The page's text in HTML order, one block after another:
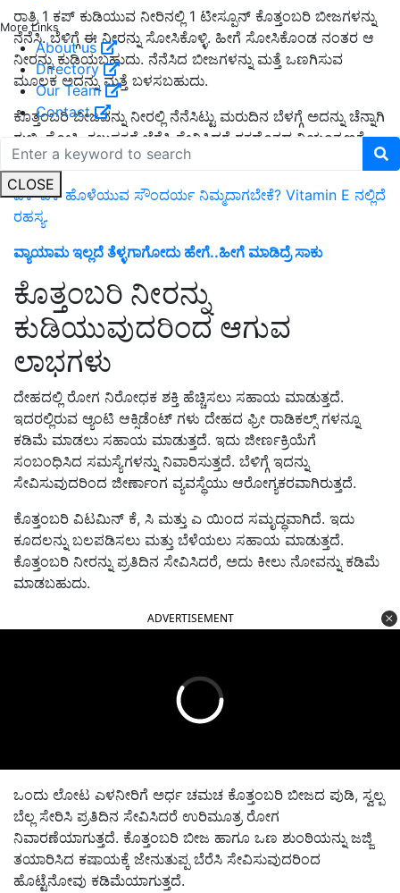
More Links
About us
Directory
Our Team
Contact
CLOSE
ರಾತ್ರಿ 1 ಕಪ್ ಕುಡಿಯುವ ನೀರಿನಲ್ಲಿ 1 ಟೀಸ್ಪೂನ್ ಕೊತ್ತಂಬರಿ ಬೀಜಗಳನ್ನು
ನೆನೆಸಿ. ಬೆಳಿಗ್ಗೆ ಈ ನೀರನ್ನು ಸೋಸಿಕೊಳ್ಳಿ. ಹೀಗೆ ಸೋಸಿಕೊಂಡ ನಂತರ ಆ
ನೀರನ್ನು ಕುಡಿಯಬಹುದು. ನೆನೆಸಿದ ಬೀಜಗಳನ್ನು ಮತ್ತೆ ಒಣಗಿಸುವ
ಮೂಲಕ ಅದನ್ನು ಮತ್ತೆ ಬಳಸಬಹುದು.
ಕೊತ್ತಂಬರಿ ಬೀಜವನ್ನು ನೀರಲ್ಲಿ ನೆನೆಸಿಟ್ಟು ಮರುದಿನ ಬೆಳಗ್ಗೆ ಅದನ್ನು ಚೆನ್ನಾಗಿ
ರುಬ್ಬಿ, ಸೋಸಿ, ಕಲ್ಲುಸಕ್ಕರೆ ಬೆರೆಸಿ ಸೇವಿಸಿದರೆ ರಕ್ತದೊತ್ತಡ ನಿಯಂತ್ರಣಕ್ಕೆ
ಬರುತ್ತದೆ.
ಪಳ-ಪಳ ಹೊಳೆಯುವ ಸೌಂದರ್ಯ ನಿಮ್ಮದಾಗಬೇಕೆ? Vitamin E ನಲ್ಲಿದೆ
ರಹಸ್ಯ.
ವ್ಯಾಯಾಮ ಇಲ್ಲದೆ ತೆಳ್ಳಗಾಗೋದು ಹೇಗೆ..ಹೀಗೆ ಮಾಡಿದ್ರೆ ಸಾಕು
ಕೊತ್ತಂಬರಿ ನೀರನ್ನು
ಕುಡಿಯುವುದರಿಂದ ಆಗುವ
ಲಾಭಗಳು
ದೇಹದಲ್ಲಿ ರೋಗ ನಿರೋಧಕ ಶಕ್ತಿ ಹೆಚ್ಚಿಸಲು ಸಹಾಯ ಮಾಡುತ್ತದೆ.
ಇದರಲ್ಲಿರುವ ಆ್ಯಂಟಿ ಆಕ್ಸಿಡೆಂಟ್ ಗಳು ದೇಹದ ಫ್ರೀ ರಾಡಿಕಲ್ಸ್ ಗಳನ್ನೂ
ಕಡಿಮೆ ಮಾಡಲು ಸಹಾಯ ಮಾಡುತ್ತದೆ. ಇದು ಜೀರ್ಣಕ್ರಿಯೆಗೆ
ಸಂಬಂಧಿಸಿದ ಸಮಸ್ಯೆಗಳನ್ನು ನಿವಾರಿಸುತ್ತದೆ. ಬೆಳಿಗ್ಗೆ ಇದನ್ನು
ಸೇವಿಸುವುದರಿಂದ ಜೀರ್ಣಾಂಗ ವ್ಯವಸ್ಥೆಯು ಆರೋಗ್ಯಕರವಾಗಿರುತ್ತದೆ.
ಕೊತ್ತಂಬರಿ ವಿಟಮಿನ್ ಕೆ, ಸಿ ಮತ್ತು ಎ ಯಿಂದ ಸಮೃದ್ಧವಾಗಿದೆ. ಇದು
ಕೂದಲನ್ನು ಬಲಪಡಿಸಲು ಮತ್ತು ಬೆಳೆಯಲು ಸಹಾಯ ಮಾಡುತ್ತದೆ.
ಕೊತ್ತಂಬರಿ ನೀರನ್ನು ಪ್ರತಿದಿನ ಸೇವಿಸಿದರೆ, ಅದು ಕೀಲು ನೋವನ್ನು ಕಡಿಮೆ
ಮಾಡಬಹುದು.
ADVERTISEMENT
ಒಂದು ಲೋಟ ಎಳನೀರಿಗೆ ಅರ್ಧ ಚಮಚ ಕೊತ್ತಂಬರಿ ಬೀಜದ ಪುಡಿ, ಸ್ವಲ್ಪ
ಬೆಲ್ಲ ಸೇರಿಸಿ ಪ್ರತಿದಿನ ಸೇವಿಸಿದರೆ ಉರಿಮೂತ್ರ ರೋಗ
ನಿವಾರಣೆಯಾಗುತ್ತದೆ. ಕೊತ್ತಂಬರಿ ಬೀಜ ಹಾಗೂ ಒಣ ಶುಂಠಿಯನ್ನು ಜಜ್ಜಿ
ತಯಾರಿಸಿದ ಕಷಾಯಕ್ಕೆ ಜೇನುತುಪ್ಪ ಬೆರೆಸಿ ಸೇವಿಸುವುದರಿಂದ
ಹೊಟ್ಟೆನೋವು ಕಡಿಮೆಯಾಗುತ್ತದೆ.